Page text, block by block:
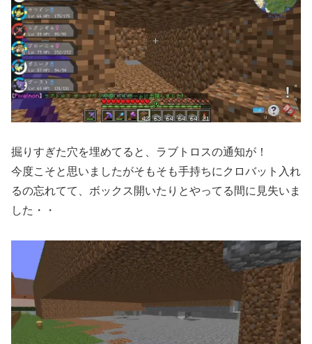
掘りすぎた穴を埋めてると、ラブトロスの通知が！
今度こそと思いましたがそもそも手持ちにクロバット入れ
るの忘れてて、ボックス開いたりとやってる間に見失いま
した・・